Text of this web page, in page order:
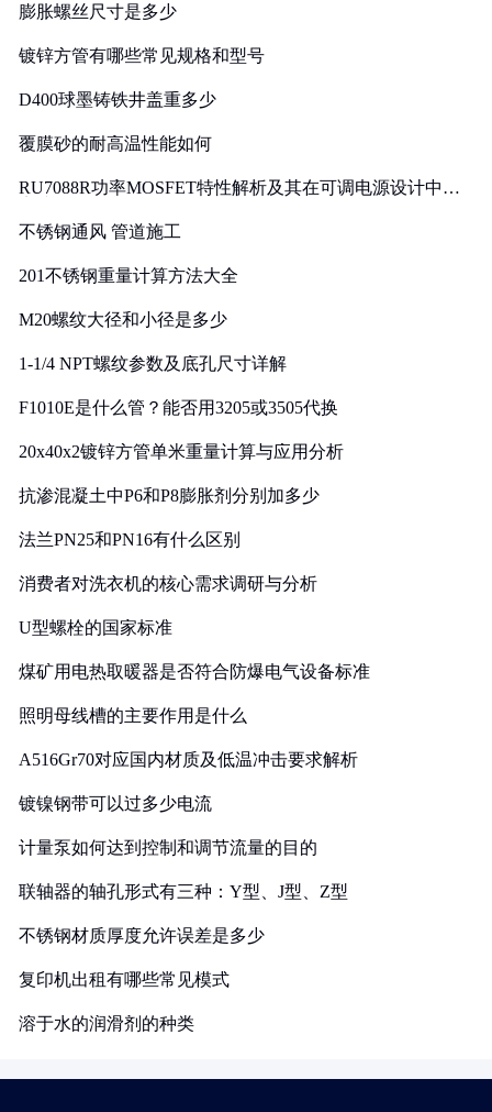
膨胀螺丝尺寸是多少
镀锌方管有哪些常见规格和型号
D400球墨铸铁井盖重多少
覆膜砂的耐高温性能如何
RU7088R功率MOSFET特性解析及其在可调电源设计中的
不锈钢通风 管道施工
201不锈钢重量计算方法大全
M20螺纹大径和小径是多少
1-1/4 NPT螺纹参数及底孔尺寸详解
F1010E是什么管？能否用3205或3505代换
20x40x2镀锌方管单米重量计算与应用分析
抗渗混凝土中P6和P8膨胀剂分别加多少
法兰PN25和PN16有什么区别
消费者对洗衣机的核心需求调研与分析
U型螺栓的国家标准
煤矿用电热取暖器是否符合防爆电气设备标准
照明母线槽的主要作用是什么
A516Gr70对应国内材质及低温冲击要求解析
镀镍钢带可以过多少电流
计量泵如何达到控制和调节流量的目的
联轴器的轴孔形式有三种：Y型、J型、Z型
不锈钢材质厚度允许误差是多少
复印机出租有哪些常见模式
溶于水的润滑剂的种类